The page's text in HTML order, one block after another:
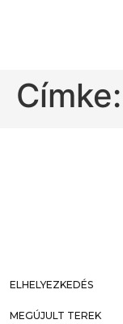
Címke:
ELHELYEZKEDÉS
MEGÚJULT TEREK